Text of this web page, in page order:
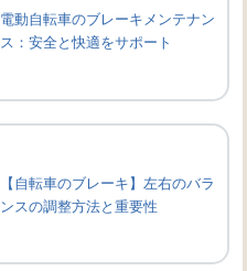
電動自転車のブレーキメンテナン
ス：安全と快適をサポート
【自転車のブレーキ】左右のバラ
ンスの調整方法と重要性